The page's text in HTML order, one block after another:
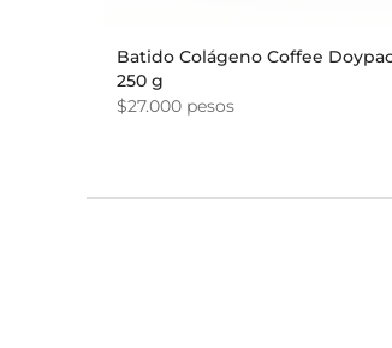
Batido Colágeno Coffee
250 g
$27.000 pesos